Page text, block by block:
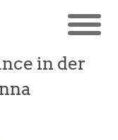
in der